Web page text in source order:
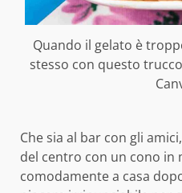
Quando il gelato è
stesso con questo
Che sia al bar con gli
del centro con un cono in
comodamente a casa